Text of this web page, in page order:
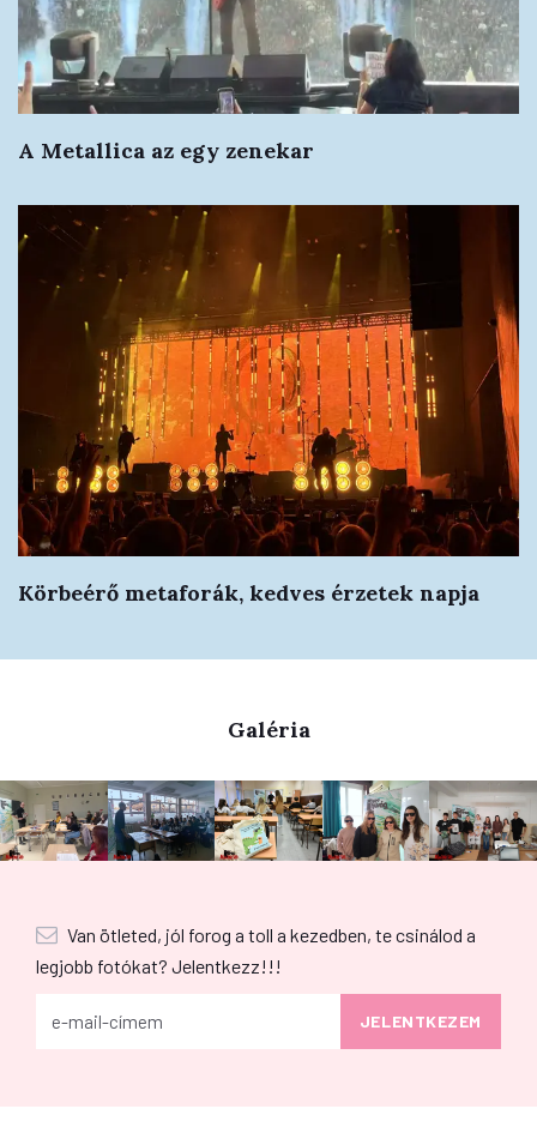
A Metallica az egy zenekar
Körbeérő metaforák, kedves érzetek napja
Galéria
Van ötleted, jól forog a toll a kezedben, te csinálod a
legjobb fotókat? Jelentkezz!!!